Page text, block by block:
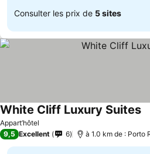
Consulter les prix de 5 sites
Appart’hôtel
White Cliff Luxury Suites
9,5 Excellent 6 à 1.0 km de : Porto